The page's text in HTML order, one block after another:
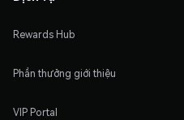
Rewards Hub
Phần thưởng giới thiệu
VIP Portal